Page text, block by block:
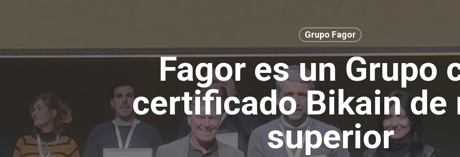
Grupo Fagor
Fagor es un Grupo
certificado Bikain de
superior